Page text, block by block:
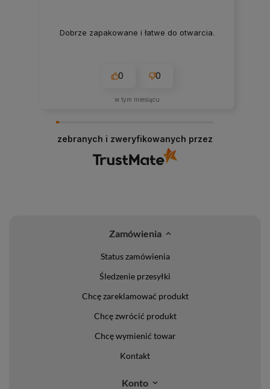
Dobrze zapakowane i łatwe do otwarcia.
0 0
w tym miesiącu
zebranych i zweryfikowanych przez
Zamówienia
Status zamówienia
Śledzenie przesyłki
Chcę zareklamować produkt
Chcę zwrócić produkt
Chcę wymienić towar
Kontakt
Konto